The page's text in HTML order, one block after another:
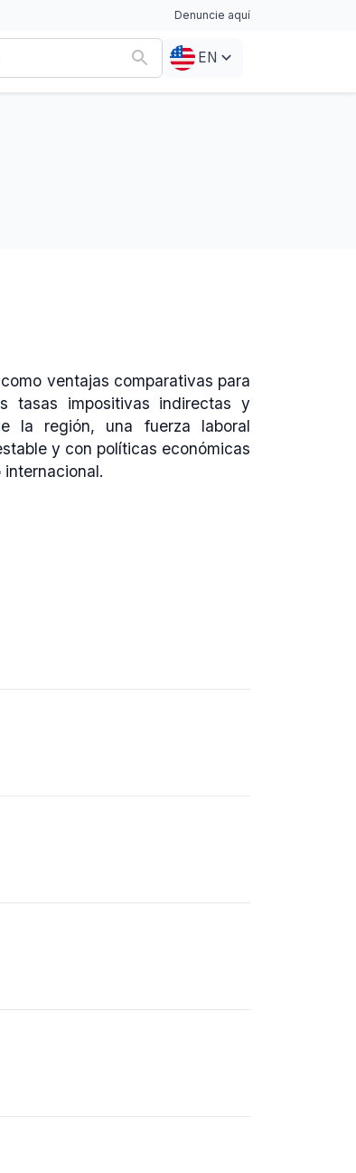
Denuncie aquí
EN
ventajas comparativas para
tasas impositivas indirectas y
la región, una fuerza laboral
y con políticas económicas